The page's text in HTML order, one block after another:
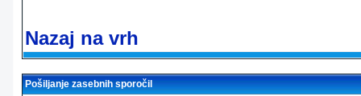
Nazaj na vrh
Pošiljanje zasebnih sporočil